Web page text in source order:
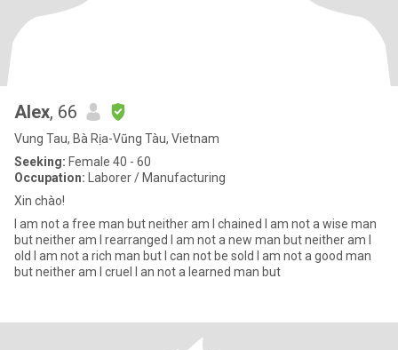
Alex, 66
Vung Tau, Bà Rịa-Vũng Tàu, Vietnam
Seeking: Female 40 - 60
Occupation: Laborer / Manufacturing
Xin chào!
I am not a free man but neither am I chained I am not a wise man
but neither am I rearranged I am not a new man but neither am I
old I am not a rich man but I can not be sold I am not a good man
but neither am I cruel I an not a learned man but